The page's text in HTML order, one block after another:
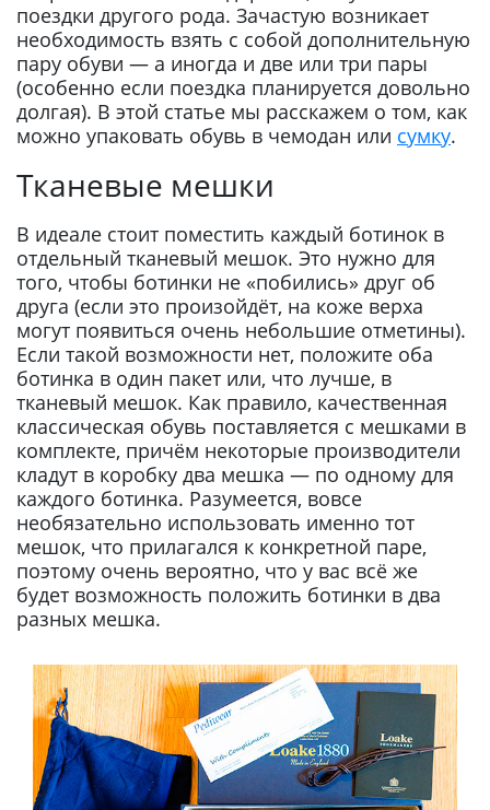
поездки другого рода. Зачастую возникает
необходимость взять с собой дополнительную
пару обуви — а иногда и две или три пары
(особенно если поездка планируется довольно
долгая). В этой статье мы расскажем о том, как
можно упаковать обувь в чемодан или сумку.
Тканевые мешки
В идеале стоит поместить каждый ботинок в
отдельный тканевый мешок. Это нужно для
того, чтобы ботинки не «побились» друг об
друга (если это произойдёт, на коже верха
могут появиться очень небольшие отметины).
Если такой возможности нет, положите оба
ботинка в один пакет или, что лучше, в
тканевый мешок. Как правило, качественная
классическая обувь поставляется с мешками в
комплекте, причём некоторые производители
кладут в коробку два мешка — по одному для
каждого ботинка. Разумеется, вовсе
необязательно использовать именно тот
мешок, что прилагался к конкретной паре,
поэтому очень вероятно, что у вас всё же
будет возможность положить ботинки в два
разных мешка.